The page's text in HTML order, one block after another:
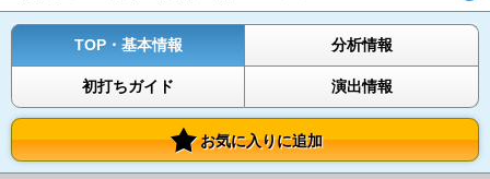
TOP・基本情報 分析情報
初打ちガイド 演出情報
お気に入りに追加